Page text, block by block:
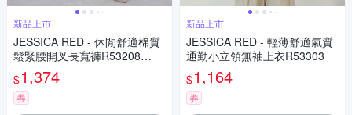
新品上市
JESSICA RED - 休閒舒適棉質
鬆緊腰開叉長寬褲R53208
（黃）
$1,374
券
新品上市
JESSICA RED - 輕薄舒適氣質
通勤小立領無袖上衣R53303
$1,164
券